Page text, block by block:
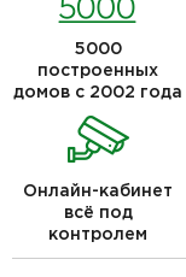
5000
построенных
домов с 2002 года
Онлайн-кабинет
всё под
контролем